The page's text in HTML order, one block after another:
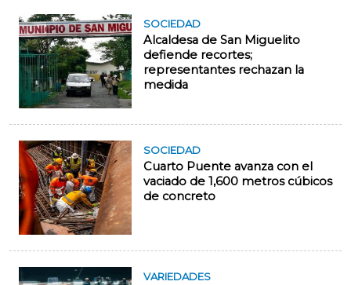
SOCIEDAD
Alcaldesa de San Miguelito
defiende recortes;
representantes rechazan la
medida
SOCIEDAD
Cuarto Puente avanza con el
vaciado de 1,600 metros cúbicos
de concreto
VARIEDADES